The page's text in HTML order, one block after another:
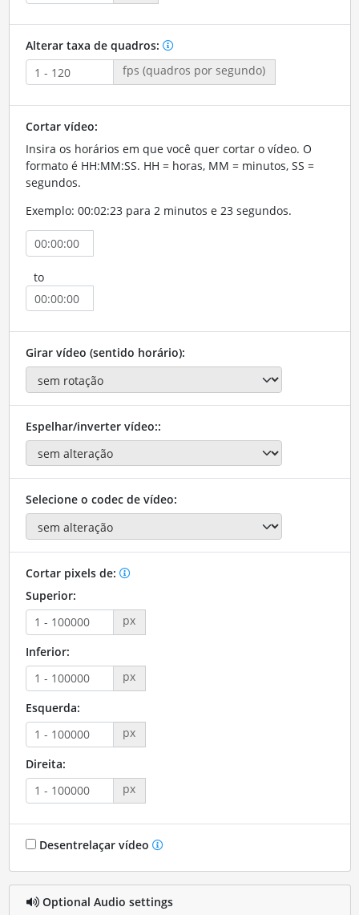
Alterar taxa de quadros:
fps (quadros por segundo)
Cortar vídeo:
Insira os horários em que você quer cortar o vídeo. O
formato é HH:MM:SS. HH = horas, MM = minutos, SS =
segundos.
Exemplo: 00:02:23 para 2 minutos e 23 segundos.
to
Girar vídeo (sentido horário):
Espelhar/inverter vídeo::
Selecione o codec de vídeo:
Cortar pixels de:
Superior:
px
Inferior:
px
Esquerda:
px
Direita:
px
Desentrelaçar vídeo
Optional Audio settings